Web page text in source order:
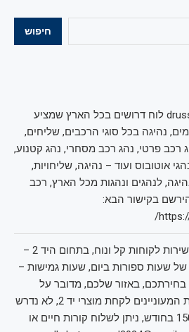
חיפוש
דרושים נהגים – drussimjobbs לוח דרושים בכל הארץ שמציע
נהיגה בכל סוגי הרכבים, שליחים,
רכב פרטי, נהג רכב מסחרי, נהג קטנוע,
אוטובוס ועוד – נהיגה, שליחויות,
לנהגים ונהגות מכל הארץ, רכב
בקישור הבא:
דרושים דרושות לעבודה בשירות לקוחות קל ונוח, בתחום היד 2 –
שעות ספורות ביום, שעות גמישות –
בחירתכם, באזור שלכם, מדובר על
מענה טלפוני ופיזי ללקוחות המעוניינים לקחת מוצרי יד 2, לא נדרש
ניסיון, שכר בין 15000-25000 בחודש, ניתן לשלוח קורות חיים או